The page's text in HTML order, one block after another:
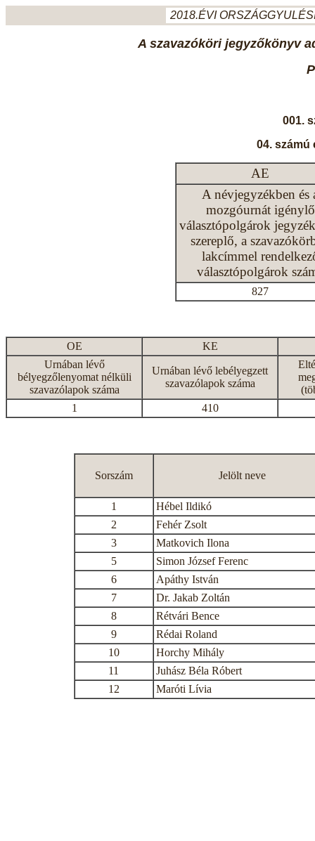
2018.ÉVI
A szavazóköri jegyzőkönyv
001.
04. számú
AE
A névjegyzékben és
mozgóurnát igénylő
választópolgárok
szereplő, a
lakcímmel
választópolgárok
827
OE
KE
Urnában lévő
bélyegzőlenyomat nélküli
szavazólapok száma
Urnában lévő lebélyegzett
szavazólapok száma
1
410
Sorszám Jelölt neve
1
Hébel Ildikó
2
Fehér Zsolt
3
Matkovich Ilona
5
Simon József Ferenc
6
Apáthy István
7
Dr. Jakab Zoltán
8
Rétvári Bence
9
Rédai Roland
10
Horchy Mihály
11
Juhász Béla Róbert
12
Maróti Lívia